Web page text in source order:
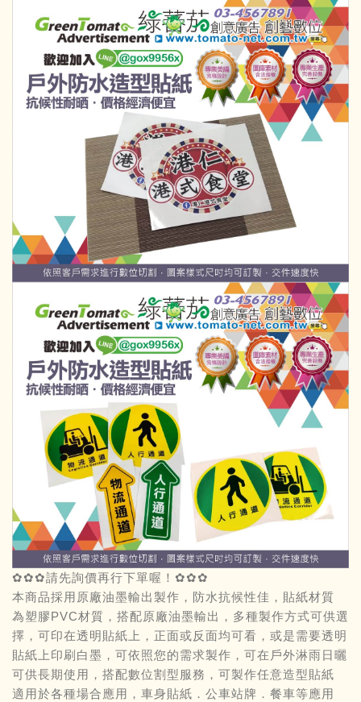
✿✿✿請先詢價再行下單喔！✿✿✿
本商品採用原廠油墨輸出製作，防水抗候性佳，貼紙材質
為塑膠PVC材質，搭配原廠油墨輸出，多種製作方式可供選
擇，可印在透明貼紙上，正面或反面均可看，或是需要透明
貼紙上印刷白墨，可依照您的需求製作，可在戶外淋雨日曬
可供長期使用，搭配數位割型服務，可製作任意造型貼紙
適用於各種場合應用，車身貼紙．公車站牌．餐車等應用